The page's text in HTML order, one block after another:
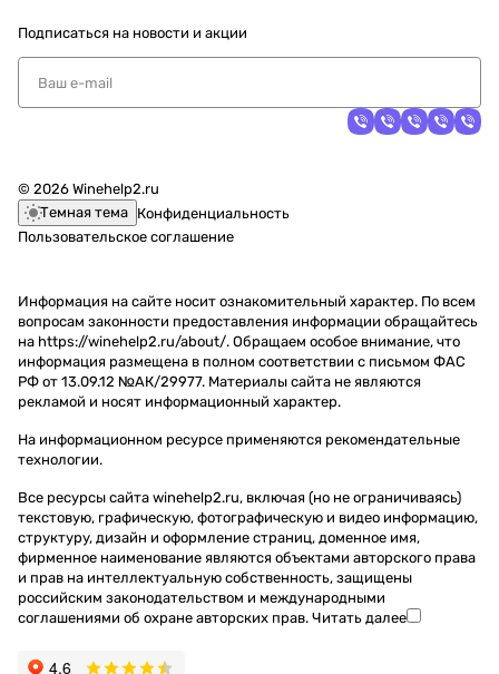
Подписаться на новости и акции
© 2026 Winehelp2.ru
Темная тема Конфиденциальность
Пользовательское соглашение
Информация на сайте носит ознакомительный характер. По всем
вопросам законности предоставления информации обращайтесь
на https://winehelp2.ru/about/. Обращаем особое внимание, что
информация размещена в полном соответствии с письмом ФАС
РФ от 13.09.12 №АК/29977. Материалы сайта не являются
рекламой и носят информационный характер.
На информационном ресурсе применяются рекомендательные
технологии.
Все ресурсы сайта winehelp2.ru, включая (но не ограничиваясь)
текстовую, графическую, фотографическую и видео информацию,
структуру, дизайн и оформление страниц, доменное имя,
фирменное наименование являются объектами авторского права
и прав на интеллектуальную собственность, защищены
российским законодательством и международными
соглашениями об охране авторских прав. Читать далее